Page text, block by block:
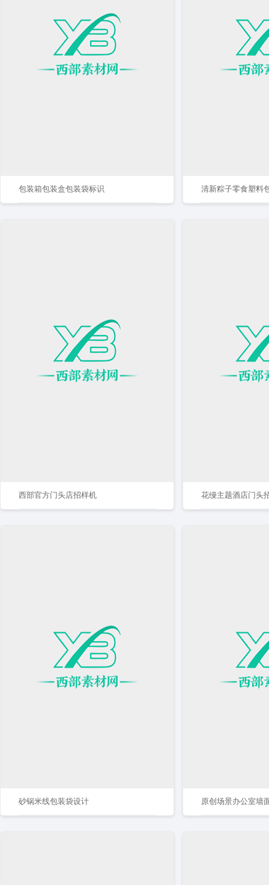
包装箱包装盒包装袋标识 清新粽子零食塑料
西部官方门头店招样机 花缦主题酒店门头
砂锅米线包装袋设计